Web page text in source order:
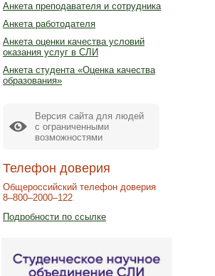
Анкета преподавателя и сотрудника
Анкета работодателя
Анкета оценки качества условий
оказания услуг в СЛИ
Анкета студента «Оценка качества
образования»
Версия сайта для людей
с ограниченными
возможностями
Телефон доверия
Общероссийский телефон доверия
8–800–2000–122
Подробности по ссылке